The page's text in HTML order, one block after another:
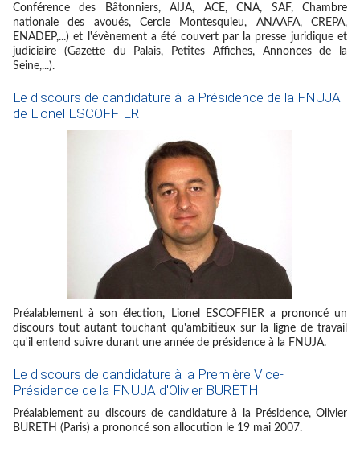
Conférence des Bâtonniers, AIJA, ACE, CNA, SAF, Chambre
nationale des avoués, Cercle Montesquieu, ANAAFA, CREPA,
ENADEP,...) et l'évènement a été couvert par la presse juridique et
judiciaire (Gazette du Palais, Petites Affiches, Annonces de la
Seine,...).
Le discours de candidature à la Présidence de la FNUJA
de Lionel ESCOFFIER
Préalablement à son élection, Lionel ESCOFFIER a prononcé un
discours tout autant touchant qu'ambitieux sur la ligne de travail
qu'il entend suivre durant une année de présidence à la FNUJA.
Le discours de candidature à la Première Vice-
Présidence de la FNUJA d'Olivier BURETH
Préalablement au discours de candidature à la Présidence, Olivier
BURETH (Paris) a prononcé son allocution le 19 mai 2007.